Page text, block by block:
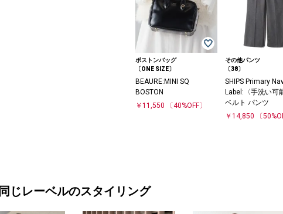
ボストンバッグ
〔ONE SIZE〕
BEAURE:MINI SQ
BOSTON
￥11,550
〔40%OFF〕
その他パンツ
〔38〕
SHIPS Primary
Label:〈手洗い可
ベルト パンツ
￥14,850
〔
同じレーベルのスタイリング